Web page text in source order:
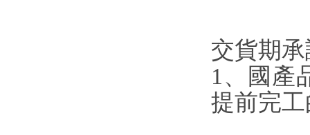
交貨期承
1、國
提前完工